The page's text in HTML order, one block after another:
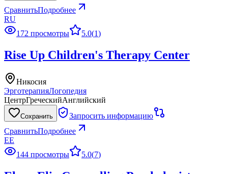
СравнитьПодробнее
RU
172 просмотры
5.0(1)
Rise Up Children's Therapy Center
Никосия
ЭрготерапияЛогопедия
ЦентрГреческийАнглийский
Сохранить
Запросить информацию
СравнитьПодробнее
EE
144 просмотры
5.0(7)